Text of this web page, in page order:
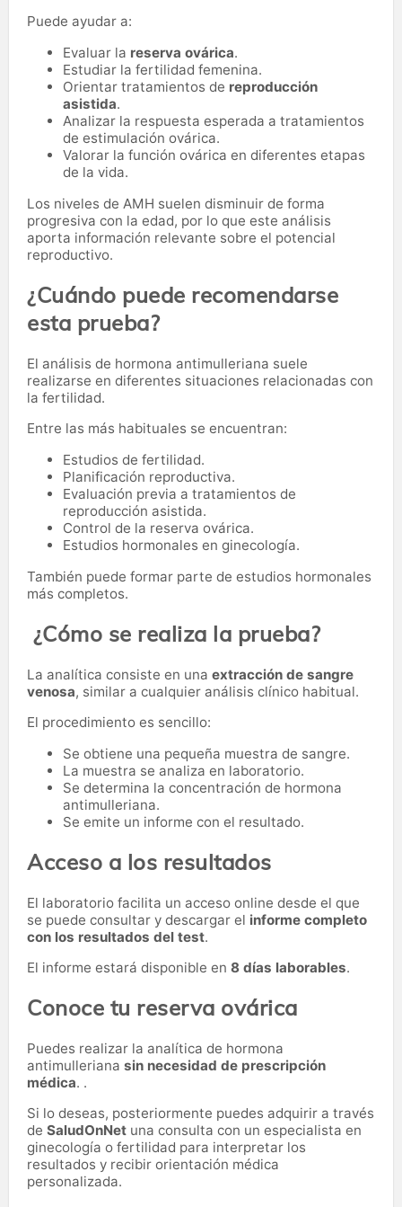
Puede ayudar a:
Evaluar la reserva ovárica.
Estudiar la fertilidad femenina.
Orientar tratamientos de reproducción
asistida.
Analizar la respuesta esperada a tratamientos
de estimulación ovárica.
Valorar la función ovárica en diferentes etapas
de la vida.
Los niveles de AMH suelen disminuir de forma
progresiva con la edad, por lo que este análisis
aporta información relevante sobre el potencial
reproductivo.
¿Cuándo puede recomendarse
esta prueba?
El análisis de hormona antimulleriana suele
realizarse en diferentes situaciones relacionadas con
la fertilidad.
Entre las más habituales se encuentran:
Estudios de fertilidad.
Planificación reproductiva.
Evaluación previa a tratamientos de
reproducción asistida.
Control de la reserva ovárica.
Estudios hormonales en ginecología.
También puede formar parte de estudios hormonales
más completos.
¿Cómo se realiza la prueba?
La analítica consiste en una extracción de sangre
venosa, similar a cualquier análisis clínico habitual.
El procedimiento es sencillo:
Se obtiene una pequeña muestra de sangre.
La muestra se analiza en laboratorio.
Se determina la concentración de hormona
antimulleriana.
Se emite un informe con el resultado.
Acceso a los resultados
El laboratorio facilita un acceso online desde el que
se puede consultar y descargar el informe completo
con los resultados del test.
El informe estará disponible en 8 días laborables.
Conoce tu reserva ovárica
Puedes realizar la analítica de hormona
antimulleriana sin necesidad de prescripción
médica. .
Si lo deseas, posteriormente puedes adquirir a través
de SaludOnNet una consulta con un especialista en
ginecología o fertilidad para interpretar los
resultados y recibir orientación médica
personalizada.